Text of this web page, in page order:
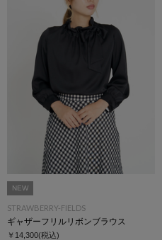
NEW
STRAWBERRY-FIELDS
ギャザーフリルリボンブラウス
￥14,300(税込)